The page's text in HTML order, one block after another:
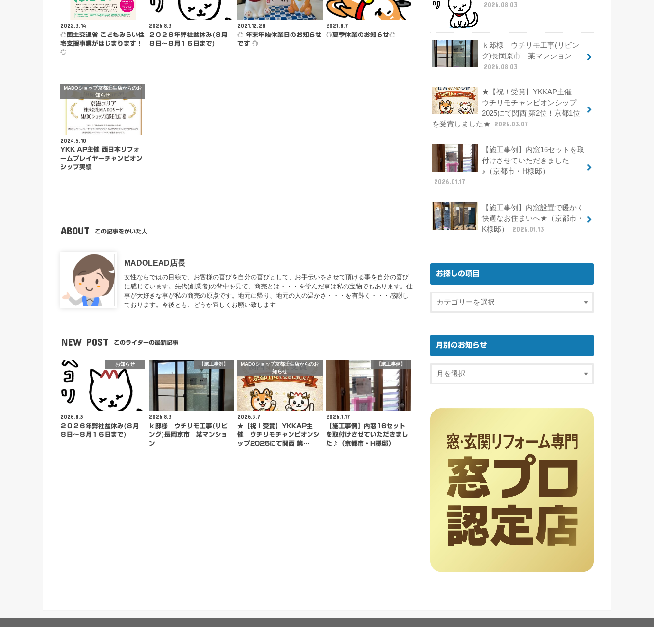
2022.3.14
◎国土交通省 こどもみらい住
宅支援事業がはじまります！
◎
2026.8.3
２０２６年弊社盆休み(８月
８日～８月１６日まで)
2021.12.28
◎ 年末年始休業日のお知らせ
です ◎
2021.8.7
◎夏季休業のお知らせ◎
MADOショップ京都壬生店からのお
知らせ
2024.5.10
YKK AP主催 西日本リフォ
ームプレイヤーチャンピオン
シップ実績
ABOUT この記事をかいた人
MADOLEAD店長
女性ならではの目線で、お客様の喜びを自分の喜びとして、お手伝いをさせて頂ける事を自分の喜び
に感じています。先代(創業者)の背中を見て、商売とは・・・を学んだ事は私の宝物でもあります。仕
事が大好きな事が私の商売の原点です。地元に帰り、地元の人の温かさ・・・を有難く・・・感謝し
ております。今後とも、どうか宜しくお願い致します
NEW POST このライターの最新記事
お知らせ
2026.8.3
２０２６年弊社盆休み(８月
８日～８月１６日まで)
【施工事例】
2026.8.3
ｋ邸様 ウチリモ工事(リビ
ング)長岡京市 某マンショ
ン
MADOショップ京都壬生店からのお
知らせ
2026.3.7
★【祝！受賞】YKKAP主
催 ウチリモチャンピオンシ
ップ2025にて関西 第…
【施工事例】
2026.1.17
【施工事例】内窓16セット
を取付けさせていただきまし
た♪（京都市・H様邸）
2026.08.03
ｋ邸様 ウチリモ工事(リビン
グ)長岡京市 某マンション
2026.08.03
★【祝！受賞】YKKAP主催
ウチリモチャンピオンシップ
2025にて関西 第2位！京都1位
を受賞しました★
2026.03.07
【施工事例】内窓16セットを取
付けさせていただきました
♪（京都市・H様邸）
2026.01.17
【施工事例】内窓設置で暖かく
快適なお住まいへ★（京都市・
K様邸）
2026.01.13
お探しの項目
月別のお知らせ